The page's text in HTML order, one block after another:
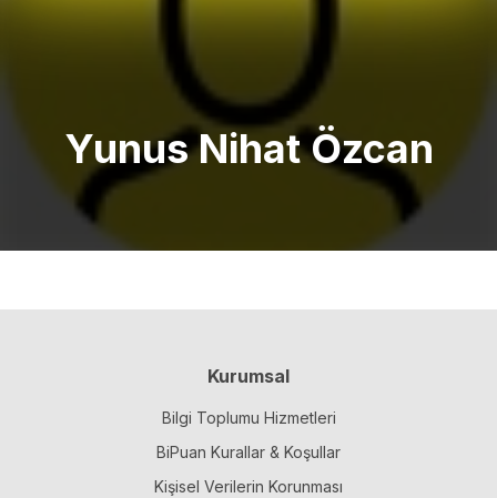
Yunus Nihat Özcan
Kurumsal
Bilgi Toplumu Hizmetleri
BiPuan Kurallar & Koşullar
Kişisel Verilerin Korunması